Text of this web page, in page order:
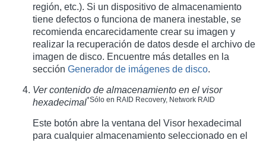
región, etc.). Si un dispositivo de almacenamiento
tiene defectos o funciona de manera inestable, se
recomienda encarecidamente crear su imagen y
realizar la recuperación de datos desde el archivo de
imagen de disco. Encuentre más detalles en la
sección Generador de imágenes de disco.
Ver contenido de almacenamiento en el visor
hexadecimal*Sólo en RAID Recovery, Network RAID
Este botón abre la ventana del Visor hexadecimal
para cualquier almacenamiento seleccionado en el